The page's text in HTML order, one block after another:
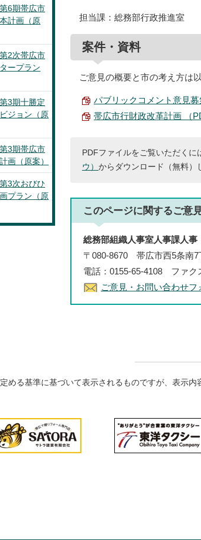
担当課：総務部行政推進室
案件・資料
ご意見の概要と市の考え方は
パブリックコメント意見募
帯広市行財政改革計画 （
PDFファイルをご覧いただく
ウ） からダウンロード（無料）
このページに関するご意
総務部組織人事室人事課人事
〒080-8670 帯広市西5条南7
電話：0155-65-4108 ファク
ご意見・お問い合わせフ
6期帯広市
計画（原
2次帯広市
ープラン
3期十勝定
ジョン（原
3期帯広市
画（原案）
3次おびひ
プラン（原
める基準に基づいて表示されるものですが、表示